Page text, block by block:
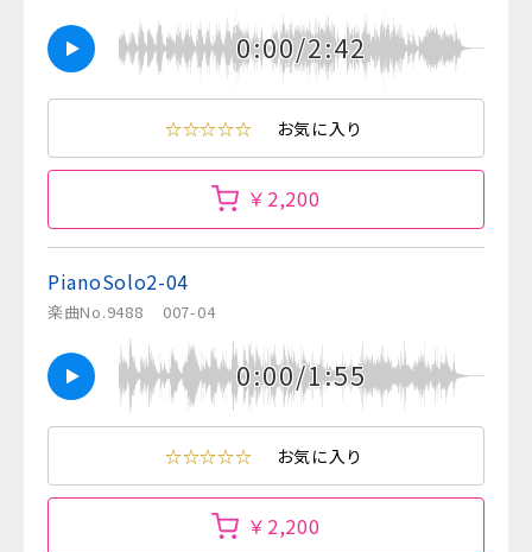
0:00/2:42
☆☆☆☆☆ お気に入り
￥2,200
PianoSolo2-04
楽曲No.9488 007-04
0:00/1:55
☆☆☆☆☆ お気に入り
￥2,200